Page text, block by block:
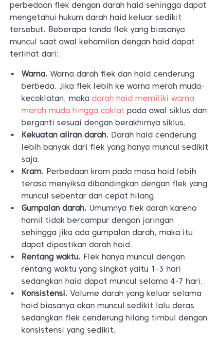
perbedaan flek dengan darah haid sehingga dapat
mengetahui hukum darah haid keluar sedikit
tersebut. Beberapa tanda flek yang biasanya
muncul saat awal kehamilan dengan haid dapat
terlihat dari:
Warna. Warna darah flek dan haid cenderung
berbeda. Jika flek lebih ke warna merah muda-
kecoklatan, maka darah haid memiliki warna
merah muda hingga coklat pada awal siklus dan
berganti sesuai dengan berakhirnya siklus.
Kekuatan aliran darah. Darah haid cenderung
lebih banyak dari flek yang hanya muncul sedikit
saja.
Kram. Perbedaan kram pada masa haid lebih
terasa menyiksa dibandingkan dengan flek yang
muncul sebentar dan cepat hilang.
Gumpalan darah. Umumnya flek darah karena
hamil tidak bercampur dengan jaringan
sehingga jika ada gumpalan darah, maka itu
dapat dipastikan darah haid.
Rentang waktu. Flek hanya muncul dengan
rentang waktu yang singkat yaitu 1-3 hari
sedangkan haid dapat muncul selama 4-7 hari.
Konsistensi. Volume darah yang keluar selama
haid biasanya akan muncul sedikit lalu deras
sedangkan flek cenderung hilang timbul dengan
konsistensi yang sedikit.